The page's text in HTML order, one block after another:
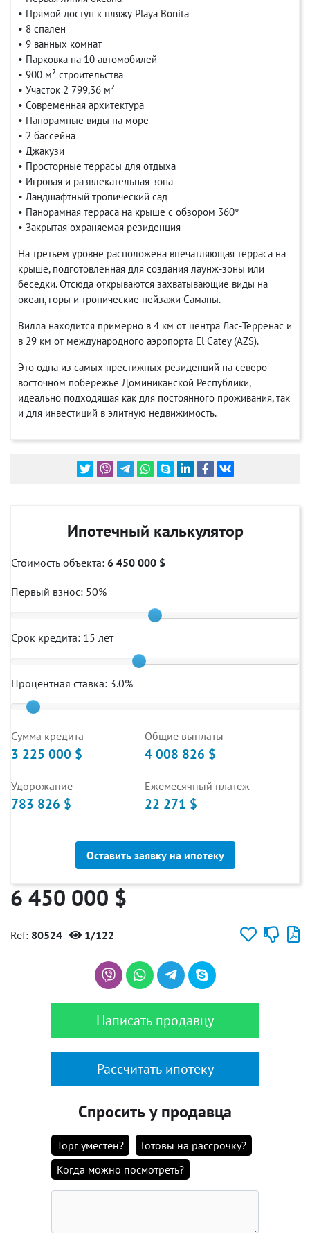
• Прямой доступ к пляжу Playa Bonita
• 8 спален
• 9 ванных комнат
• Парковка на 10 автомобилей
• 900 м² строительства
• Участок 2 799,36 м²
• Современная архитектура
• Панорамные виды на море
• 2 бассейна
• Джакузи
• Просторные террасы для отдыха
• Игровая и развлекательная зона
• Ландшафтный тропический сад
• Панорамная терраса на крыше с обзором 360°
• Закрытая охраняемая резиденция
На третьем уровне расположена впечатляющая терраса на
крыше, подготовленная для создания лаунж-зоны или
беседки. Отсюда открываются захватывающие виды на
океан, горы и тропические пейзажи Саманы.
Вилла находится примерно в 4 км от центра Лас-Терренас и
в 29 км от международного аэропорта El Catey (AZS).
Это одна из самых престижных резиденций на северо-
восточном побережье Доминиканской Республики,
идеально подходящая как для постоянного проживания, так
и для инвестиций в элитную недвижимость.
Ипотечный калькулятор
Стоимость объекта: 6 450 000 $
Первый взнос: 50%
Срок кредита: 15 лет
Процентная ставка: 3.0%
Cумма кредита
3 225 000 $
Общие выплаты
4 008 826 $
Удорожание
783 826 $
Ежемесячный платеж
22 271 $
Оставить заявку на ипотеку
6 450 000 $
Ref: 80524 1/122
Написать продавцу
Рассчитать ипотеку
Спросить у продавца
Торг уместен?
Готовы на рассрочку?
Когда можно посмотреть?